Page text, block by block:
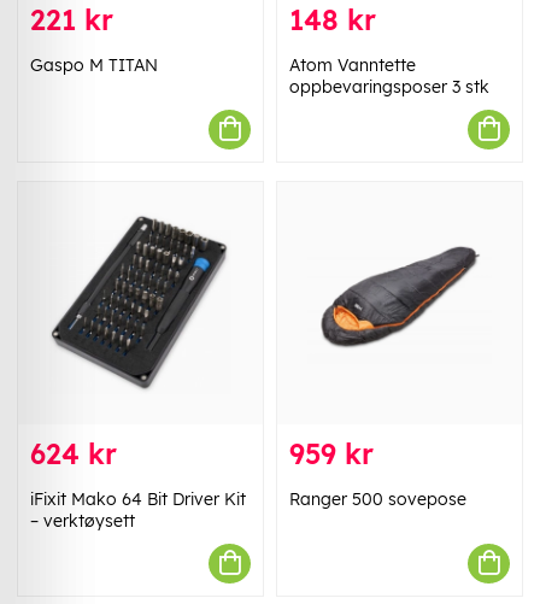
221 kr
Gaspo M TITAN
148 kr
Atom Vanntette
oppbevaringsposer 3 stk
624 kr
iFixit Mako 64 Bit Driver Kit
– verktøysett
959 kr
Ranger 500 sovepose